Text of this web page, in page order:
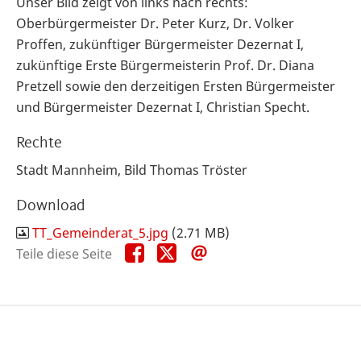
Oberbürgermeister Dr. Peter Kurz, Dr. Volker
Proffen, zukünftiger Bürgermeister Dezernat I,
zukünftige Erste Bürgermeisterin Prof. Dr. Diana
Pretzell sowie den derzeitigen Ersten Bürgermeister
und Bürgermeister Dezernat I, Christian Specht.
Rechte
Stadt Mannheim, Bild Thomas Tröster
Download
TT_Gemeinderat_5.jpg (2.71 MB)
Teile diese Seite
Teile
diese
Teile
diese